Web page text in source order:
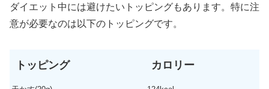
ダイエット中には避けたいトッピングもあります。特に注
意が必要なのは以下のトッピングです。
トッピング カロリー